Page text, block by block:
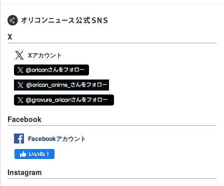
X
Xアカウント
Facebook
Facebookアカウント
Instagram